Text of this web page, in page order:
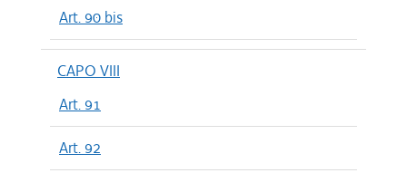
Art. 90 bis
CAPO VIII
Art. 91
Art. 92